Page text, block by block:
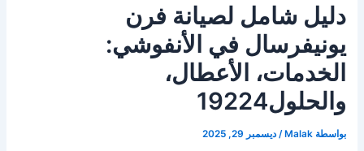
دليل شامل لصيانة فرن
يونيفرسال في الأنفوشي:
الخدمات، الأعطال،
والحلول19224
بواسطة Malak
/ديسمبر 29, 2025